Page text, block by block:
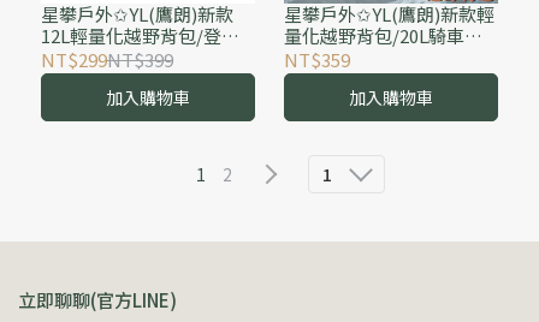
星攀戶外✩YL(鷹朗)新款
12L輕量化越野背包/登山
好背負/騎車運動背包#604
越野跑步裝備.徒步健行一
日登山馬拉松包
NT$299NT$399
加入購物車
星攀戶外✩YL(鷹朗)新款輕
量化越野背包/20L騎車水
袋背包.僅450g.#606健行登
山背包/跑步包越野馬拉松
運動背包
NT$359
加入購物車
1 2 1
立即聊聊(官方LINE)